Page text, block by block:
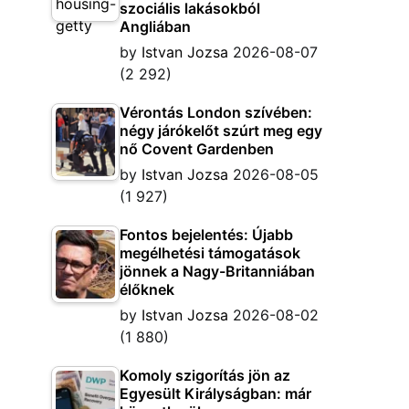
szociális lakásokból
Angliában
by Istvan Jozsa 2026-08-07
(2 292)
Vérontás London szívében:
négy járókelőt szúrt meg egy
nő Covent Gardenben
by Istvan Jozsa 2026-08-05
(1 927)
Fontos bejelentés: Újabb
megélhetési támogatások
jönnek a Nagy-Britanniában
élőknek
by Istvan Jozsa 2026-08-02
(1 880)
Komoly szigorítás jön az
Egyesült Királyságban: már